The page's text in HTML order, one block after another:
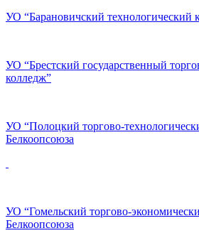
УО “Барановичский технологический
УО “Брестский государственный
колледж”
УО “Полоцкий торгово-
Белкоопсоюза
УО “Гомельский торгово-
Белкоопсоюза